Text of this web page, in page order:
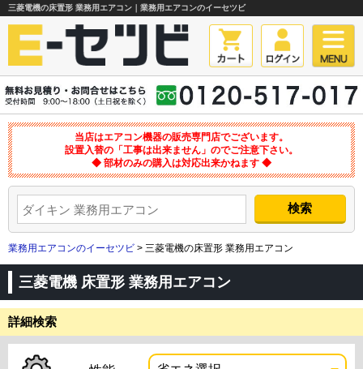
三菱電機の床置形 業務用エアコン｜業務用エアコンのイーセツビ
当店はエアコン機器の販売専門店でございます。
設置入替の「工事は出来ません」のでご注意下さい。
◆ 部材のみの購入は対応出来かねます ◆
業務用エアコンのイーセツビ > 三菱電機の床置形 業務用エアコン
三菱電機 床置形 業務用エアコン
詳細検索